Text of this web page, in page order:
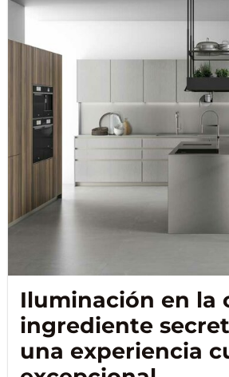
Iluminación en la
ingrediente
una experiencia